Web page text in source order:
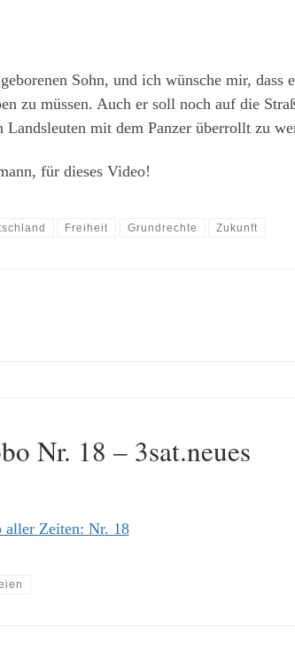
Sohn, und ich wünsche mir,
zu müssen. Auch er soll noch auf die
Landsleuten mit dem Panzer überrollt zu
für dieses Video!
Freiheit Grundrechte Zukunft
Nr. 18 – 3sat.neues
aller Zeiten: Nr. 18